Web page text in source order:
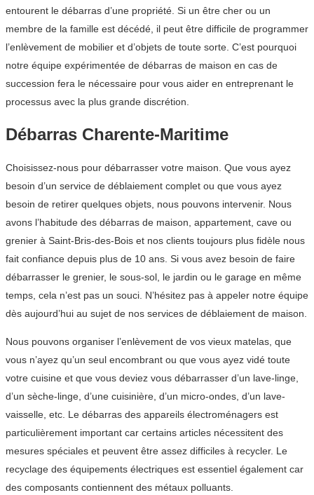
entourent le débarras d’une propriété. Si un être cher ou un
membre de la famille est décédé, il peut être difficile de programmer
l’enlèvement de mobilier et d’objets de toute sorte. C’est pourquoi
notre équipe expérimentée de débarras de maison en cas de
succession fera le nécessaire pour vous aider en entreprenant le
processus avec la plus grande discrétion.
Débarras Charente-Maritime
Choisissez-nous pour débarrasser votre maison. Que vous ayez
besoin d’un service de déblaiement complet ou que vous ayez
besoin de retirer quelques objets, nous pouvons intervenir. Nous
avons l’habitude des débarras de maison, appartement, cave ou
grenier à Saint-Bris-des-Bois et nos clients toujours plus fidèle nous
fait confiance depuis plus de 10 ans. Si vous avez besoin de faire
débarrasser le grenier, le sous-sol, le jardin ou le garage en même
temps, cela n’est pas un souci. N’hésitez pas à appeler notre équipe
dès aujourd’hui au sujet de nos services de déblaiement de maison.
Nous pouvons organiser l’enlèvement de vos vieux matelas, que
vous n’ayez qu’un seul encombrant ou que vous ayez vidé toute
votre cuisine et que vous deviez vous débarrasser d’un lave-linge,
d’un sèche-linge, d’une cuisinière, d’un micro-ondes, d’un lave-
vaisselle, etc. Le débarras des appareils électroménagers est
particulièrement important car certains articles nécessitent des
mesures spéciales et peuvent être assez difficiles à recycler. Le
recyclage des équipements électriques est essentiel également car
des composants contiennent des métaux polluants.